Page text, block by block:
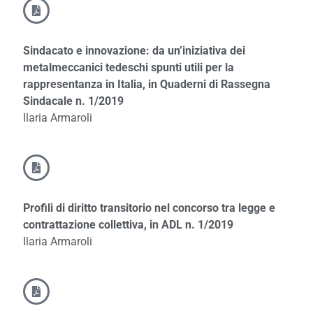
Sindacato e innovazione: da un’iniziativa dei
metalmeccanici tedeschi spunti utili per la
rappresentanza in Italia, in Quaderni di Rassegna
Sindacale n. 1/2019
Ilaria Armaroli
Profili di diritto transitorio nel concorso tra legge e
contrattazione collettiva, in ADL n. 1/2019
Ilaria Armaroli